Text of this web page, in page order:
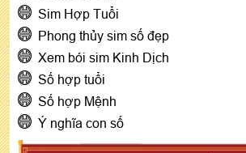
Sim Hợp Tuổi
Phong thủy sim số đẹp
Xem bói sim Kinh Dịch
Số hợp tuổi
Số hợp Mệnh
Ý nghĩa con số